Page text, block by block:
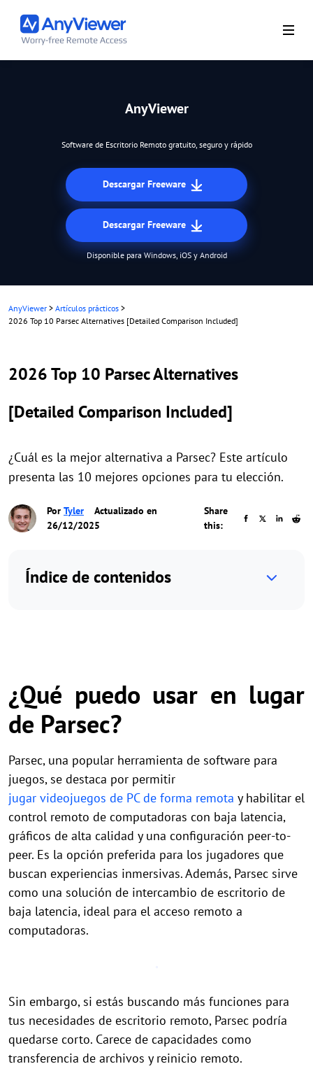
AnyViewer
Software de Escritorio Remoto gratuito, seguro y rápido
Descargar Freeware
Descargar Freeware
Disponible para Windows, iOS y Android
AnyViewer > Artículos prácticos >
2026 Top 10 Parsec Alternatives [Detailed Comparison Included]
2026 Top 10 Parsec Alternatives
[Detailed Comparison Included]
¿Cuál es la mejor alternativa a Parsec? Este artículo
presenta las 10 mejores opciones para tu elección.
Por Tyler
Actualizado en
26/12/2025
Share
this:
Índice de contenidos
¿Qué puedo usar en lugar
de Parsec?
Parsec, una popular herramienta de software para
juegos, se destaca por permitir
jugar videojuegos de PC de forma remota y habilitar el
control remoto de computadoras con baja latencia,
gráficos de alta calidad y una configuración peer-to-
peer. Es la opción preferida para los jugadores que
buscan experiencias inmersivas. Además, Parsec sirve
como una solución de intercambio de escritorio de
baja latencia, ideal para el acceso remoto a
computadoras.
Sin embargo, si estás buscando más funciones para
tus necesidades de escritorio remoto, Parsec podría
quedarse corto. Carece de capacidades como
transferencia de archivos y reinicio remoto.